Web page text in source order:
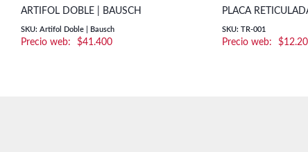
ARTIFOL DOBLE | BAUSCH
SKU: Artifol Doble | Bausch
$41.400
PLACA
SKU: TR-001
$